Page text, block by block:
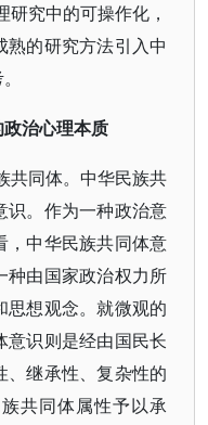
究中的可操作化，
的研究方法引入中
治心理本质
共同体。中华民族共
识。作为一种政治意
，中华民族共同体意
种由国家政治权力所
想观念。就微观的
识则是经由国民长
继承性、复杂性的
共同体属性予以承